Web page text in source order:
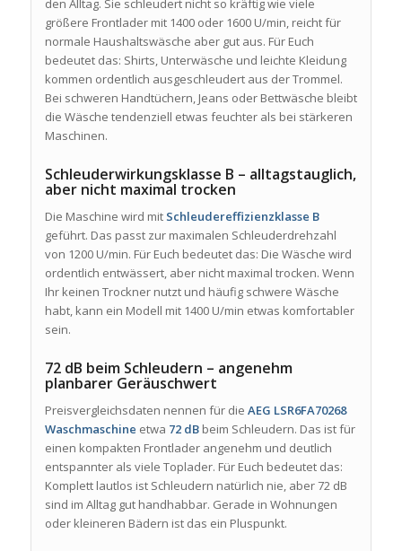
den Alltag. Sie schleudert nicht so kräftig wie viele
größere Frontlader mit 1400 oder 1600 U/min, reicht für
normale Haushaltswäsche aber gut aus. Für Euch
bedeutet das: Shirts, Unterwäsche und leichte Kleidung
kommen ordentlich ausgeschleudert aus der Trommel.
Bei schweren Handtüchern, Jeans oder Bettwäsche bleibt
die Wäsche tendenziell etwas feuchter als bei stärkeren
Maschinen.
Schleuderwirkungsklasse B – alltagstauglich,
aber nicht maximal trocken
Die Maschine wird mit Schleudereffizienzklasse B
geführt. Das passt zur maximalen Schleuderdrehzahl
von 1200 U/min. Für Euch bedeutet das: Die Wäsche wird
ordentlich entwässert, aber nicht maximal trocken. Wenn
Ihr keinen Trockner nutzt und häufig schwere Wäsche
habt, kann ein Modell mit 1400 U/min etwas komfortabler
sein.
72 dB beim Schleudern – angenehm
planbarer Geräuschwert
Preisvergleichsdaten nennen für die AEG LSR6FA70268
Waschmaschine etwa 72 dBbeim Schleudern. Das ist für
einen kompakten Frontlader angenehm und deutlich
entspannter als viele Toplader. Für Euch bedeutet das:
Komplett lautlos ist Schleudern natürlich nie, aber 72 dB
sind im Alltag gut handhabbar. Gerade in Wohnungen
oder kleineren Bädern ist das ein Pluspunkt.